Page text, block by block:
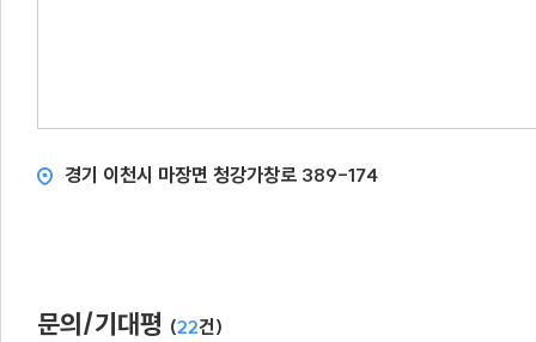
경기 이천시 마장면 청강가창로 389-174
문의/기대평 (22건)